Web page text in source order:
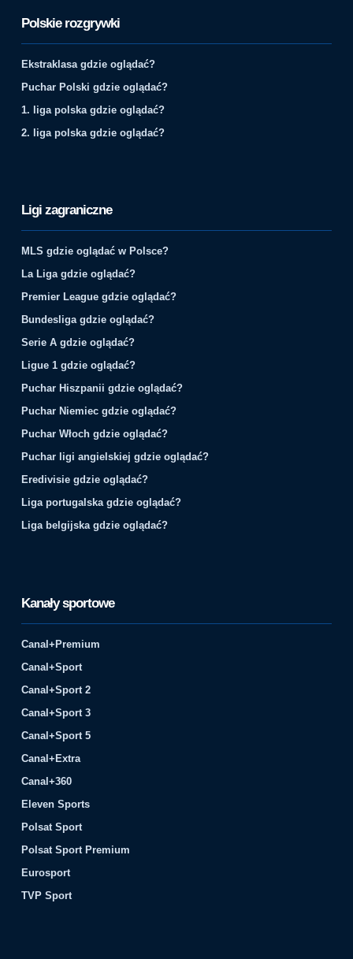
Polskie rozgrywki
Ekstraklasa gdzie oglądać?
Puchar Polski gdzie oglądać?
1. liga polska gdzie oglądać?
2. liga polska gdzie oglądać?
Ligi zagraniczne
MLS gdzie oglądać w Polsce?
La Liga gdzie oglądać?
Premier League gdzie oglądać?
Bundesliga gdzie oglądać?
Serie A gdzie oglądać?
Ligue 1 gdzie oglądać?
Puchar Hiszpanii gdzie oglądać?
Puchar Niemiec gdzie oglądać?
Puchar Włoch gdzie oglądać?
Puchar ligi angielskiej gdzie oglądać?
Eredivisie gdzie oglądać?
Liga portugalska gdzie oglądać?
Liga belgijska gdzie oglądać?
Kanały sportowe
Canal+Premium
Canal+Sport
Canal+Sport 2
Canal+Sport 3
Canal+Sport 5
Canal+Extra
Canal+360
Eleven Sports
Polsat Sport
Polsat Sport Premium
Eurosport
TVP Sport